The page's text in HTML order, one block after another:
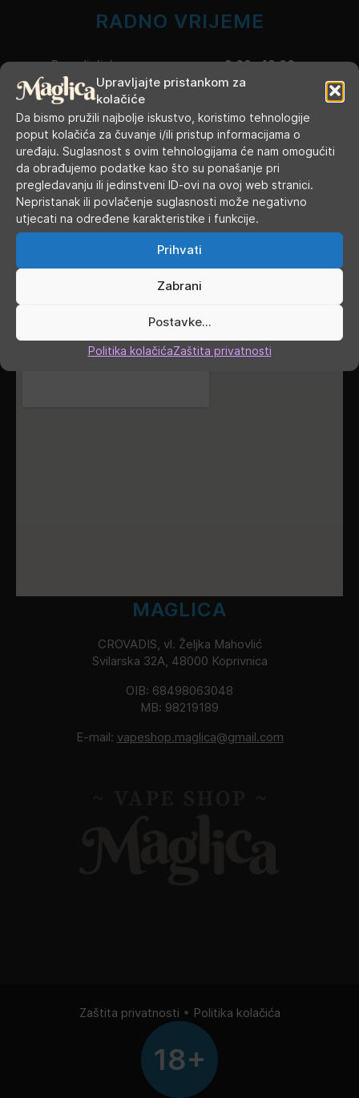
Upravljajte pristankom za
kolačiće
Da bismo pružili najbolje iskustvo, koristimo tehnologije
poput kolačića za čuvanje i/ili pristup informacijama o
uređaju. Suglasnost s ovim tehnologijama će nam omogućiti
da obrađujemo podatke kao što su ponašanje pri
pregledavanju ili jedinstveni ID-ovi na ovoj web stranici.
Nepristanak ili povlačenje suglasnosti može negativno
utjecati na određene karakteristike i funkcije.
Prihvati
Zabrani
Postavke...
Politika kolačićaZaštita privatnosti
RADNO VRIJEME
Ponedjeljak 9.00 - 19.00
Utorak
Srijeda 9.00 - 16.00
Četvrtak 9.00 - 16.00
Petak 9.00 - 19.00
MAGLICA
CROVADIS, vl. Željka Mahovlić
Svilarska 32A, 48000 Koprivnica
OIB: 68498063048
MB: 98219189
E-mail: vapeshop.maglica@gmail.com
Zaštita privatnosti • Politika kolačića
18+